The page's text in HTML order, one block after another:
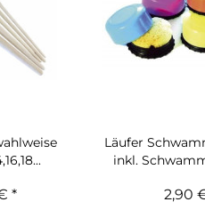
*
Läufer
inkl.
2,90